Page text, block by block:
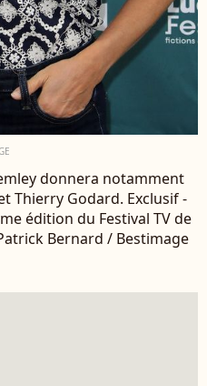
donnera notamment
Thierry Godard. Exclusif -
édition du Festival TV de
Bernard / Bestimage